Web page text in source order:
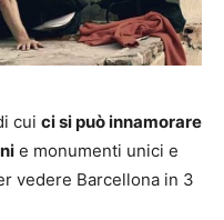
cui ci si può innamorare
e monumenti unici e
vedere Barcellona in 3